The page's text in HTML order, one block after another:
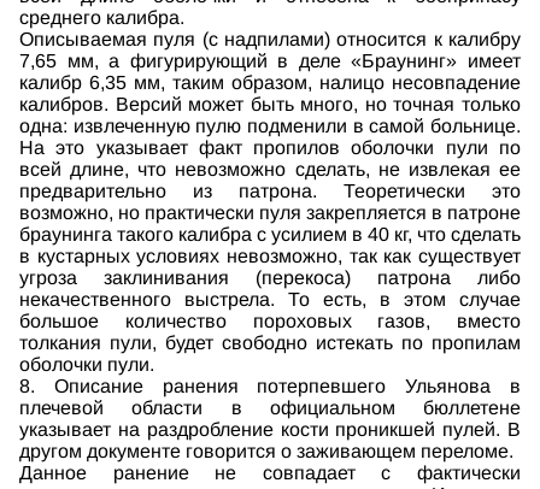
среднего калибра.
Описываемая пуля (с надпилами) относится к калибру
7,65 мм, а фигурирующий в деле «Браунинг» имеет
калибр 6,35 мм, таким образом, налицо несовпадение
калибров. Версий может быть много, но точная только
одна: извлеченную пулю подменили в самой больнице.
На это указывает факт пропилов оболочки пули по
всей длине, что невозможно сделать, не извлекая ее
предварительно из патрона. Теоретически это
возможно, но практически пуля закрепляется в патроне
браунинга такого калибра с усилием в 40 кг, что сделать
в кустарных условиях невозможно, так как существует
угроза заклинивания (перекоса) патрона либо
некачественного выстрела. То есть, в этом случае
большое количество пороховых газов, вместо
толкания пули, будет свободно истекать по пропилам
оболочки пули.
8. Описание ранения потерпевшего Ульянова в
плечевой области в официальном бюллетене
указывает на раздробление кости проникшей пулей. В
другом документе говорится о заживающем переломе.
Данное ранение не совпадает с фактически